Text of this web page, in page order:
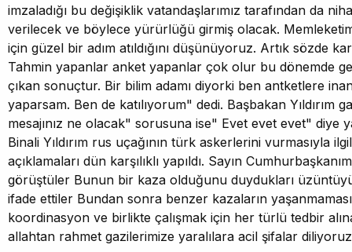
imzaladığı bu değişiklik vatandaşlarımız tarafından da
verilecek ve böylece yürürlüğü girmiş olacak.
için güzel bir adım atıldığını düşünüyoruz. Artık sözde
Tahmin yapanlar anket yapanlar çok olur bu dönemde
çıkan sonuçtur. Bir bilim adamı diyorki ben antketlere
yaparsam. Ben de katılıyorum" dedi. Başbakan Yıldırım
mesajınız ne olacak" sorusuna ise" Evet evet evet" diye
Binali Yıldırım rus uçağının türk askerlerini vurmasıyla
açıklamaları dün karşılıklı yapıldı. Sayın
görüştüler Bunun bir kaza olduğunu duydukları
ifade ettiler Bundan sonra benzer kazaların
koordinasyon ve birlikte çalışmak için her türlü tedbir
allahtan rahmet gazilerimize yaralılara acil şifalar